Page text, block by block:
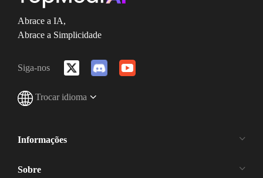
Abrace a IA,
Abrace a Simplicidade
Siga-nos
Trocar idioma
Informações
Sobre